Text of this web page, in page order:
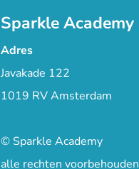
Sparkle Academy
Adres
Javakade 122
1019 RV Amsterdam
© Sparkle Academy
alle rechten voorbehouden